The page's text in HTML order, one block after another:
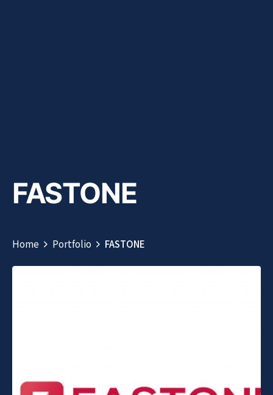
FASTONE
Home Portfolio FASTONE